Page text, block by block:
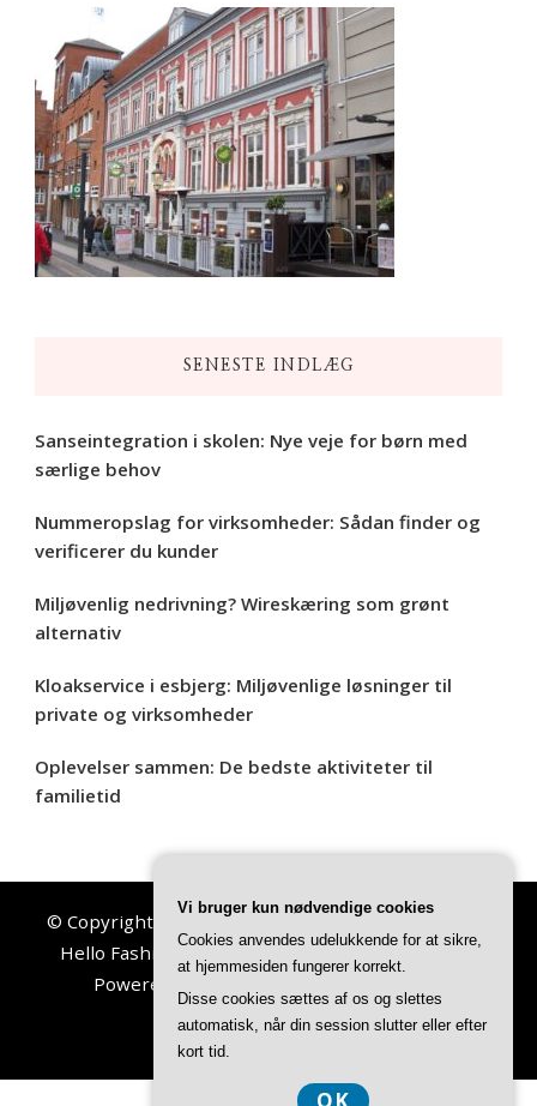
SENESTE INDLÆG
Sanseintegration i skolen: Nye veje for børn med
særlige behov
Nummeropslag for virksomheder: Sådan finder og
verificerer du kunder
Miljøvenlig nedrivning? Wireskæring som grønt
alternativ
Kloakservice i esbjerg: Miljøvenlige løsninger til
private og virksomheder
Oplevelser sammen: De bedste aktiviteter til
familietid
© Copyright 2026Esbjerg Nyt. All Rights Reserved.
Hello Fashion | Developed ByBlossom Themes.
Powered by WordPress Privatlivspolitik
Vi bruger kun nødvendige cookies
Cookies anvendes udelukkende for at sikre,
at hjemmesiden fungerer korrekt.
Disse cookies sættes af os og slettes
automatisk, når din session slutter eller efter
kort tid.